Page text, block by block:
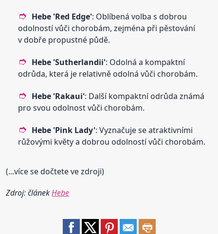
Hebe 'Red Edge': Oblíbená volba s dobrou
odolností vůči chorobám, zejména při pěstování
v dobře propustné půdě.
Hebe 'Sutherlandii': Odolná a kompaktní
odrůda, která je relativně odolná vůči chorobám.
Hebe 'Rakaui': Další kompaktní odrůda známá
pro svou odolnost vůči chorobám.
Hebe 'Pink Lady': Vyznačuje se atraktivními
růžovými květy a dobrou odolností vůči chorobám.
(...více se dočtete ve zdroji)
Zdroj: článekHebe